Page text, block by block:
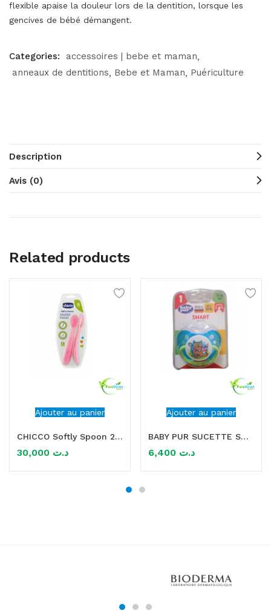
flexible apaise la douleur lors de la dentition, lorsque les
gencives de bébé démangent.
Categories:
accessoires | bebe et maman
anneaux de dentitions
Bebe et Maman Puériculture
Description
Avis (0)
Related products
Ajouter au panier
CHICCO Softly Spoon 2 Cuillères Souples 6m+ – Rose
د.ت
Ajouter au panier
BABY PUR SUCETTE SMART 0-6M
د.ت